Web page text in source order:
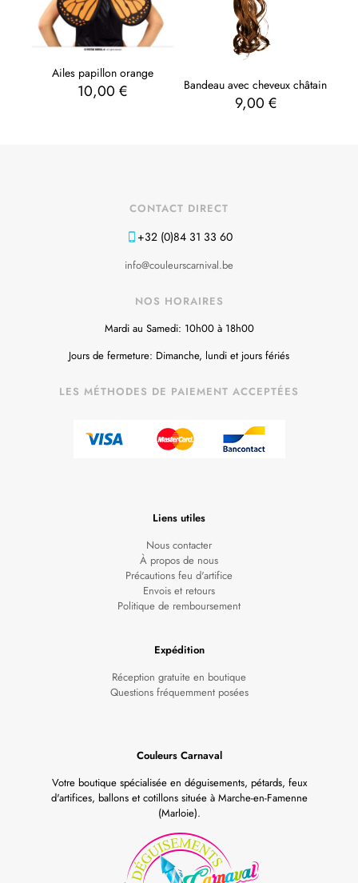
Ailes papillon orange
10,00€ Bandeau avec cheveux châtain
9,00 €
CONTACT DIRECT
+32 (0)84 31 33 60
info@couleurscarnival.be
NOS HORAIRES
Mardi au Samedi: 10h00 à 18h00
Jours de fermeture: Dimanche, lundi et jours fériés
LES MÉTHODES DE PAIEMENT ACCEPTÉES
Liens utiles
Nous contacter
À propos de nous
Précautions feu d'artifice
Envois et retours
Politique de remboursement
Expédition
Réception gratuite en boutique
Questions fréquemment posées
Couleurs Carnaval
Votre boutique spécialisée en déguisements, pétards, feux
d'artifices, ballons et cotillons située à Marche-en-Famenne
(Marloie).